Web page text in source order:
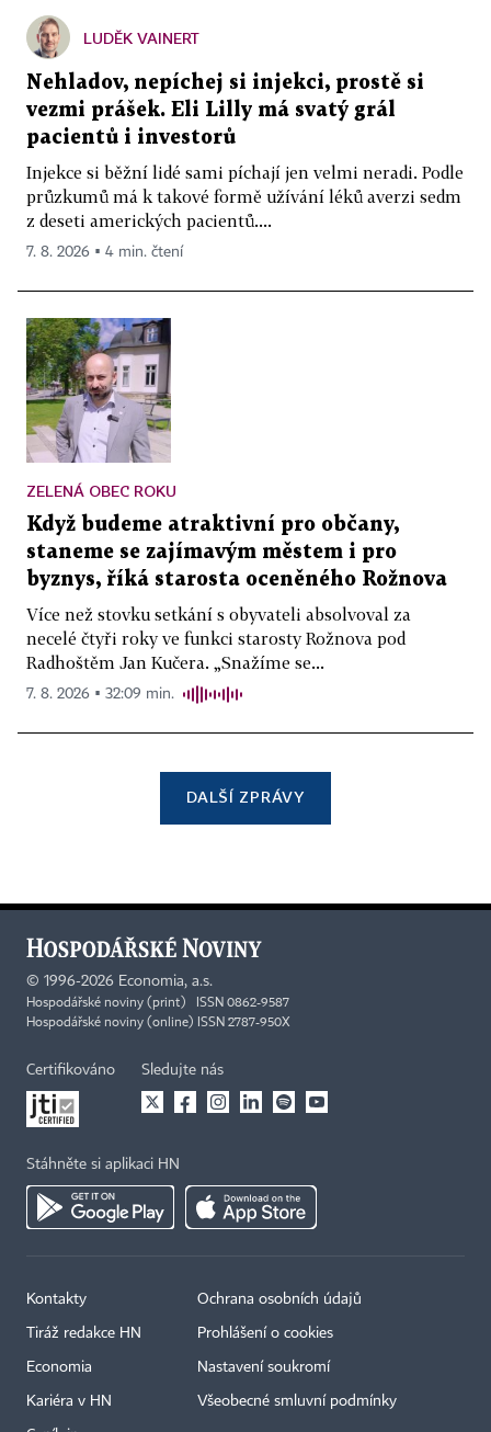
LUDĚK VAINERT
Nehladov, nepíchej si injekci, prostě si
vezmi prášek. Eli Lilly má svatý grál
pacientů i investorů
Injekce si běžní lidé sami píchají jen velmi neradi. Podle
průzkumů má k takové formě užívání léků averzi sedm
z deseti amerických pacientů....
7. 8. 2026 ▪ 4 min. čtení
ZELENÁ OBEC ROKU
Když budeme atraktivní pro občany,
staneme se zajímavým městem i pro
byznys, říká starosta oceněného Rožnova
Více než stovku setkání s obyvateli absolvoval za
necelé čtyři roky ve funkci starosty Rožnova pod
Radhoštěm Jan Kučera. „Snažíme se...
7. 8. 2026 ▪ 32:09 min.
DALŠÍ ZPRÁVY
© 1996-2026 Economia, a.s.
Hospodářské noviny (print) ISSN 0862-9587
Hospodářské noviny (online) ISSN 2787-950X
Certifikováno Sledujte nás
Stáhněte si aplikaci HN
Kontakty
Tiráž redakce HN
Economia
Kariéra v HN
Ochrana osobních údajů
Prohlášení o cookies
Nastavení soukromí
Všeobecné smluvní podmínky